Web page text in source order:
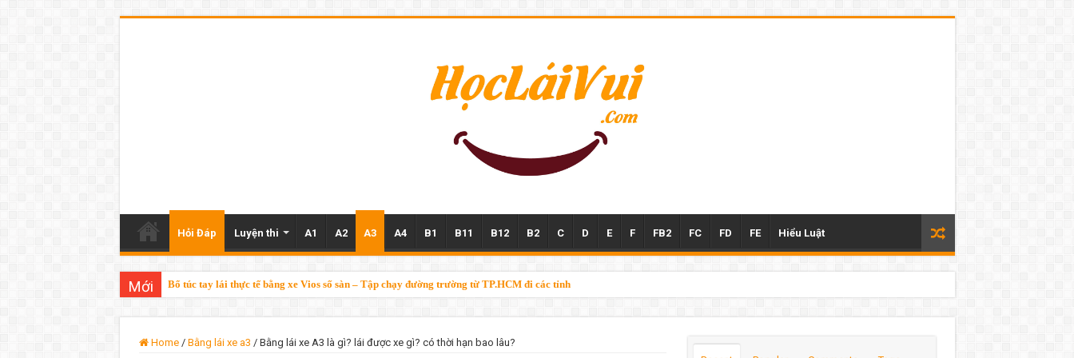
Hỏi Đáp Luyện thi A1 A2 A3 A4 B1 B11 B12 B2 C D E F FB2 FC FD FE Hiểu Luật
Mới Bổ túc tay lái thực tế bằng xe Vios số sàn – Tập chạy đường trường từ TP.HCM đi các tỉnh
Home / Bằng lái xe a3 / Bằng lái xe A3 là gì? lái được xe gì? có thời hạn bao lâu?